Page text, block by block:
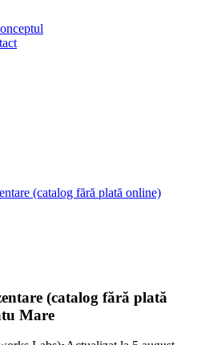
(catalog fără plată online)
(catalog fără plată
Mare